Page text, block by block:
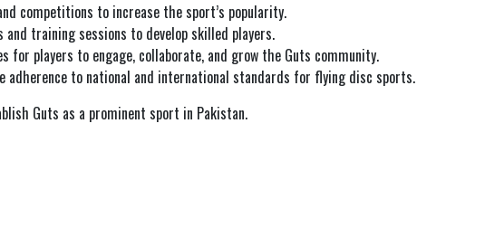
competitions to increase the sport’s popularity.
and training sessions to develop skilled players.
for players to engage, collaborate, and grow the Guts community.
adherence to national and international standards for flying disc sports.
Guts as a prominent sport in Pakistan.